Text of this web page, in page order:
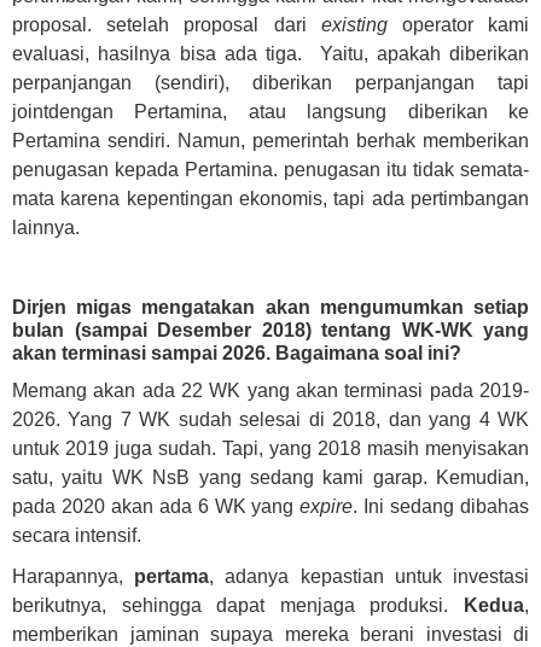
proposal. setelah proposal dari existing operator kami
evaluasi, hasilnya bisa ada tiga. Yaitu, apakah diberikan
perpanjangan (sendiri), diberikan perpanjangan tapi
jointdengan Pertamina, atau langsung diberikan ke
Pertamina sendiri. Namun, pemerintah berhak memberikan
penugasan kepada Pertamina. penugasan itu tidak semata-
mata karena kepentingan ekonomis, tapi ada pertimbangan
lainnya.
Dirjen migas mengatakan akan mengumumkan setiap
bulan (sampai Desember 2018) tentang WK-WK yang
akan terminasi sampai 2026. Bagaimana soal ini?
Memang akan ada 22 WK yang akan terminasi pada 2019-
2026. Yang 7 WK sudah selesai di 2018, dan yang 4 WK
untuk 2019 juga sudah. Tapi, yang 2018 masih menyisakan
satu, yaitu WK NsB yang sedang kami garap. Kemudian,
pada 2020 akan ada 6 WK yangexpire. Ini sedang dibahas
secara intensif.
Harapannya, pertama, adanya kepastian untuk investasi
berikutnya, sehingga dapat menjaga produksi.
Kedua,
memberikan jaminan supaya mereka berani investasi di